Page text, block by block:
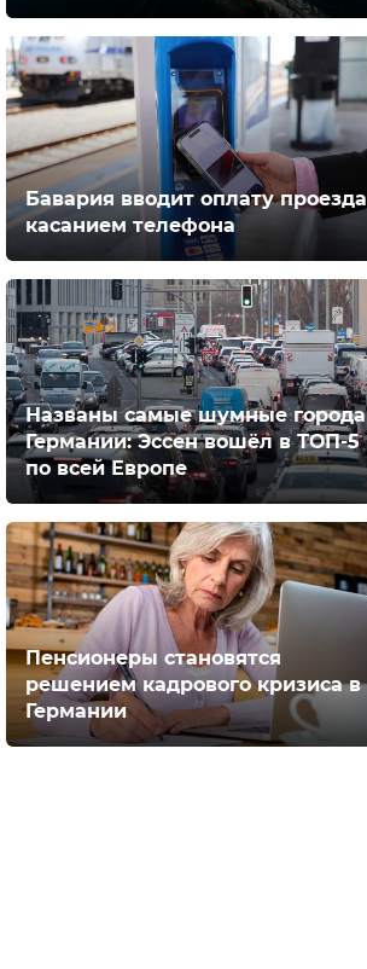
Бавария вводит оплату проезда
касанием телефона
Названы самые шумные города
Германии: Эссен вошёл в ТОП-5
по всей Европе
Пенсионеры становятся
решением кадрового кризиса в
Германии